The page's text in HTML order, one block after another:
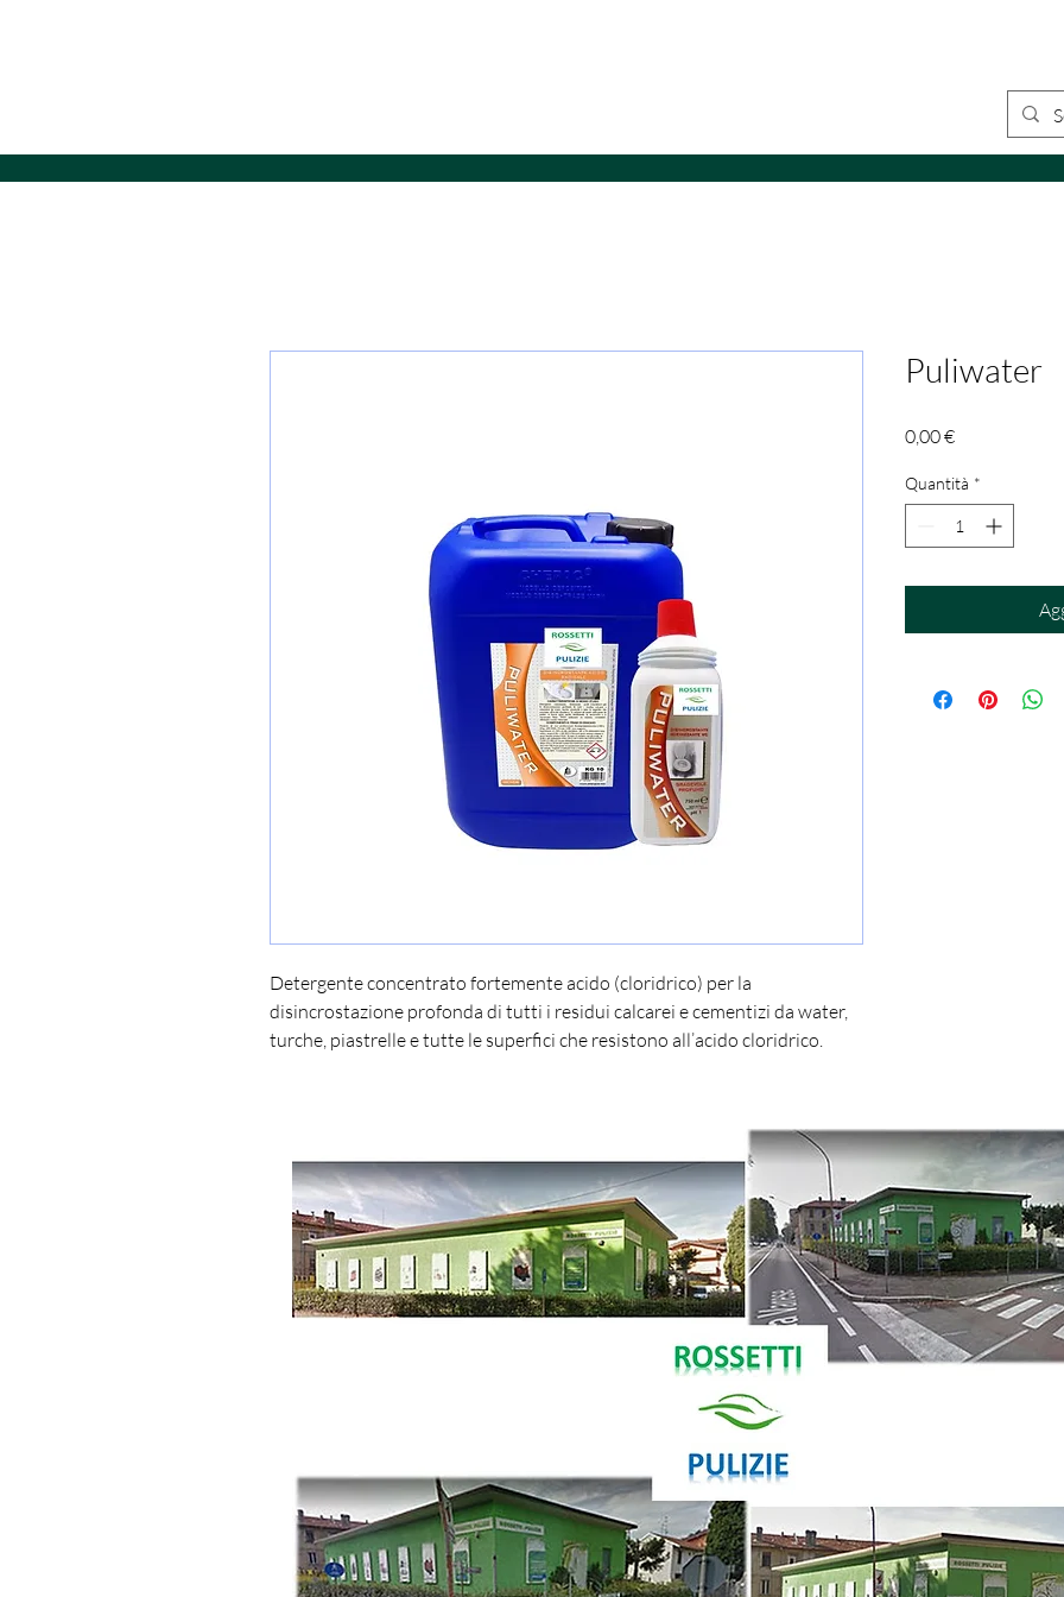
Detergente concentrato fortemente acido (cloridrico) per la
disincrostazione profonda di tutti i residui calcarei e cementizi da water,
turche, piastrelle e tutte le superfici che resistono all’acido cloridrico.
Puliwater
0,00 €Prezzo
Quantità *
Rossetti Pulizie